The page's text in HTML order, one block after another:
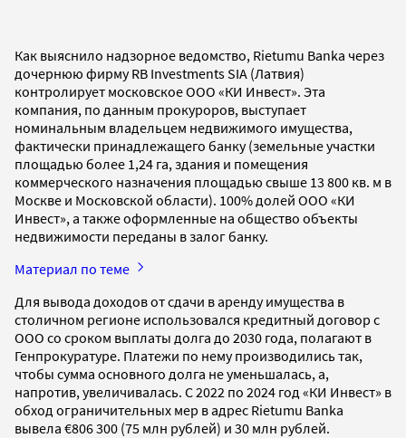
Как выяснило надзорное ведомство, Rietumu Banka через
дочернюю фирму RB Investments SIA (Латвия)
контролирует московское ООО «КИ Инвест». Эта
компания, по данным прокуроров, выступает
номинальным владельцем недвижимого имущества,
фактически принадлежащего банку (земельные участки
площадью более 1,24 га, здания и помещения
коммерческого назначения площадью свыше 13 800 кв. м в
Москве и Московской области). 100% долей ООО «КИ
Инвест», а также оформленные на общество объекты
недвижимости переданы в залог банку.
Материал по теме
Для вывода доходов от сдачи в аренду имущества в
столичном регионе использовался кредитный договор с
ООО со сроком выплаты долга до 2030 года, полагают в
Генпрокуратуре. Платежи по нему производились так,
чтобы сумма основного долга не уменьшалась, а,
напротив, увеличивалась. С 2022 по 2024 год «КИ Инвест» в
обход ограничительных мер в адрес Rietumu Banka
вывела €806 300 (75 млн рублей) и 30 млн рублей.